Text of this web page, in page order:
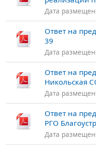
Дата
Ответ на
39
Дата
Ответ на
Никольская
Дата
Ответ на
РГО
Дата